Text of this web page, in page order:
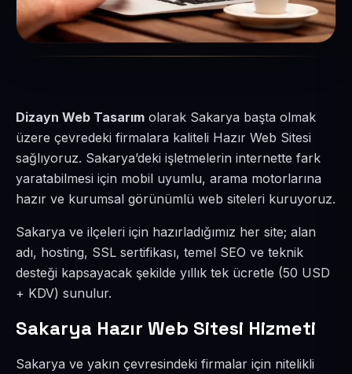
Dizayn Web Tasarım olarak Sakarya başta olmak
üzere çevredeki firmalara kaliteli Hazır Web Sitesi
sağlıyoruz. Sakarya’deki işletmelerin internette fark
yaratabilmesi için mobil uyumlu, arama motorlarına
hazır ve kurumsal görünümlü web siteleri kuruyoruz.
Sakarya ve ilçeleri için hazırladığımız her site; alan
adı, hosting, SSL sertifikası, temel SEO ve teknik
desteği kapsayacak şekilde yıllık tek ücretle (50 USD
+ KDV) sunulur.
Sakarya Hazır Web Sitesi Hizmeti
Sakarya ve yakın çevresindeki firmalar için nitelikli